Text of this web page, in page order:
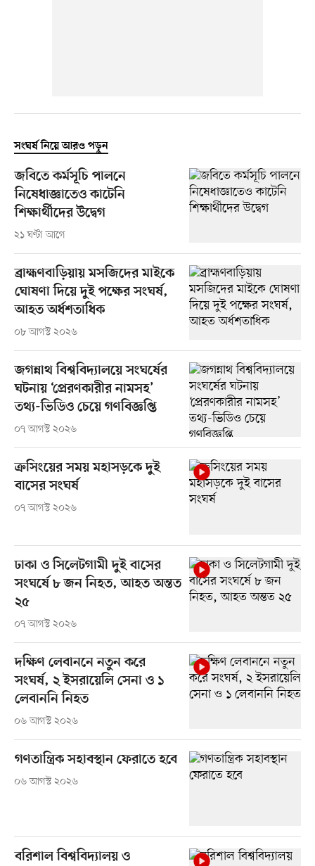
সংঘর্ষ নিয়ে আরও পড়ুন
জবিতে কর্মসূচি পালনে
নিষেধাজ্ঞাতেও কাটেনি
শিক্ষার্থীদের উদ্বেগ
২১ ঘণ্টা আগে
ব্রাহ্মণবাড়িয়ায় মসজিদের মাইকে
ঘোষণা দিয়ে দুই পক্ষের সংঘর্ষ,
আহত অর্ধশতাধিক
০৮ আগস্ট ২০২৬
জগন্নাথ বিশ্ববিদ্যালয়ে সংঘর্ষের
ঘটনায় ‘প্রেরণকারীর নামসহ’
তথ্য-ভিডিও চেয়ে গণবিজ্ঞপ্তি
০৭ আগস্ট ২০২৬
ক্রসিংয়ের সময় মহাসড়কে দুই
বাসের সংঘর্ষ
০৭ আগস্ট ২০২৬
ঢাকা ও সিলেটগামী দুই বাসের
সংঘর্ষে ৮ জন নিহত, আহত অন্তত
২৫
০৭ আগস্ট ২০২৬
দক্ষিণ লেবাননে নতুন করে
সংঘর্ষ, ২ ইসরায়েলি সেনা ও ১
লেবাননি নিহত
০৬ আগস্ট ২০২৬
গণতান্ত্রিক সহাবস্থান ফেরাতে হবে
০৬ আগস্ট ২০২৬
বরিশাল বিশ্ববিদ্যালয় ও